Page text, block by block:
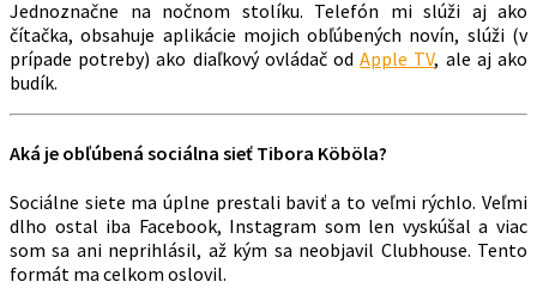
Jednoznačne na nočnom stolíku. Telefón mi slúži aj ako
čítačka, obsahuje aplikácie mojich obľúbených novín, slúži (v
prípade potreby) ako diaľkový ovládač odApple TV, ale aj ako
budík.
Aká je obľúbená sociálna sieť Tibora Köböla?
Sociálne siete ma úplne prestali baviť a to veľmi rýchlo. Veľmi
dlho ostal iba Facebook, Instagram som len vyskúšal a viac
som sa ani neprihlásil, až kým sa neobjavil Clubhouse. Tento
formát ma celkom oslovil.